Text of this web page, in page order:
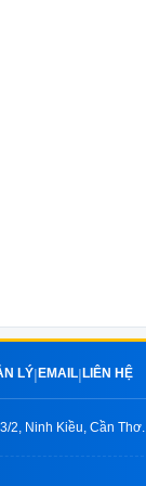
LÝ EMAIL LIÊN HỆ
2, Ninh Kiều, Cần Thơ.